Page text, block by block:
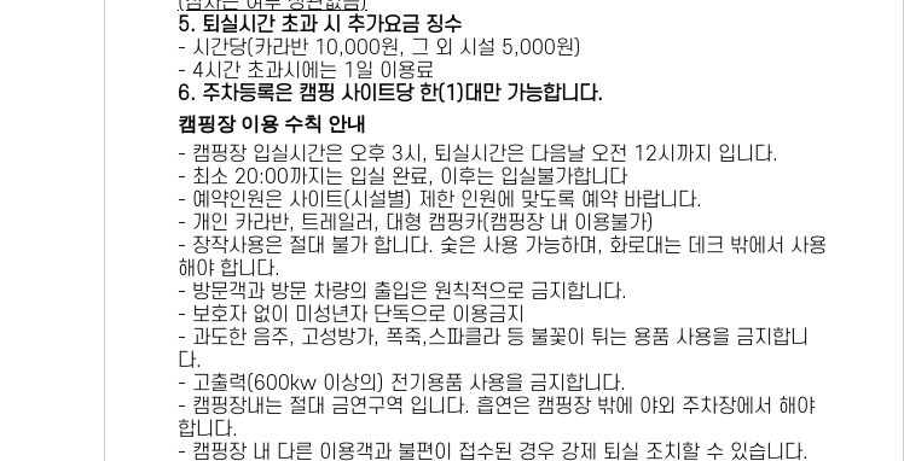
5. 퇴실시간 초과 시 추가요금 징수
- 시간당(카라반 10,000원, 그 외 시설 5,000원)
- 4시간 초과시에는 1일 이용료
6. 주차등록은 캠핑 사이트당 한(1)대만 가능합니다.
캠핑장 이용 수칙 안내
- 캠핑장 입실시간은 오후 3시, 퇴실시간은 다음날 오전 12시까지 입니다.
- 최소 20:00까지는 입실 완료, 이후는 입실불가합니다
- 예약인원은 사이트(시설별) 제한 인원에 맞도록 예약 바랍니다.
- 개인 카라반, 트레일러, 대형 캠핑카(캠핑장 내 이용불가)
- 장작사용은 절대 불가 합니다. 숯은 사용 가능하며, 화로대는 데크 밖에서 사용
해야 합니다.
- 방문객과 방문 차량의 출입은 원칙적으로 금지합니다.
- 보호자 없이 미성년자 단독으로 이용금지
- 과도한 음주, 고성방가, 폭죽,스파클라 등 불꽃이 튀는 용품 사용을 금지합니
다.
- 고출력(600kw 이상의) 전기용품 사용을 금지합니다.
- 캠핑장내는 절대 금연구역 입니다. 흡연은 캠핑장 밖에 야외 주차장에서 해야
합니다.
- 캠핑장 내 다른 이용객과 불편이 접수된 경우 강제 퇴실 조치할 수 있습니다.